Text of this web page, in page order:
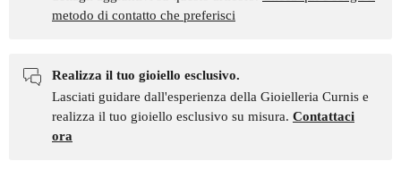
metodo di contatto che preferisci
Realizza il tuo gioiello esclusivo.
Lasciati guidare dall'esperienza della Gioielleria Curnis e
realizza il tuo gioiello esclusivo su misura. Contattaci
ora